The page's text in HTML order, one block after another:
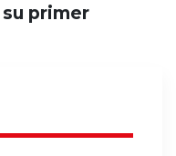
primer